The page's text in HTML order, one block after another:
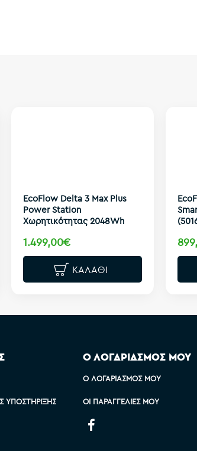
EcoFlow Delta 3 Max Plus
Power Station
Χωρητικότητας 2048Wh
1.499,00€
ΚΑΛΆΘΙ
ΥΠΟΣΤΉΡΙΞΗΣ
Ο ΛΟΓΑΡΙΑΣΜΟΣ ΜΟΥ
Ο ΛΟΓΑΡΙΑΣΜΌΣ ΜΟΥ
ΟΙ ΠΑΡΑΓΓΕΛΊΕΣ ΜΟΥ